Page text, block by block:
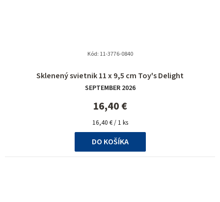
Sklenený svietnik 11 x 9,5 cm Toy's Delight
hodnotenie
produktu
je
5,0
z
5
hviezdičiek.
SEPTEMBER 2026
16,40 €
Jednotková
cena:
16,40 € / 1 ks
DO KOŠÍKA
Kód: 11-3776-0840